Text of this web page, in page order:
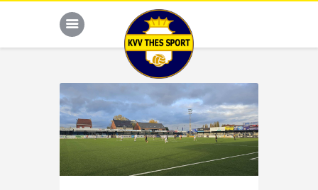
JONG THES
G-VOETBAL
JEUGD